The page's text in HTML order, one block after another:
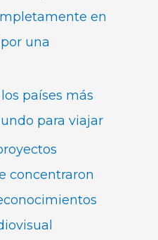
en
una
países más
para viajar
concentraron